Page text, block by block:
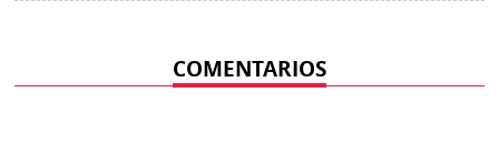
COMENTARIOS